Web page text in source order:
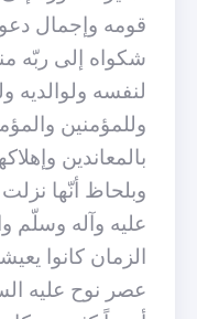
قومه وإجمال
شكواه إلى ربّه
لنفسه ولوالديه
وللمؤمنين
بالمعاندين
وبلحاظ أنّها
عليه وآله وسلّم
الزمان كانوا
عصر نوح عليه